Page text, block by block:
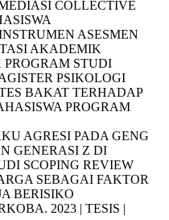
COLLECTIVE
ASESMEN
AKADEMIK
STUDI
PSIKOLOGI
BAKAT TERHADAP
PROGRAM
AGRESI PADA GENG
GENERASI Z DI
SCOPING REVIEW
SEBAGAI FAKTOR
BERISIKO
2023 | TESIS |